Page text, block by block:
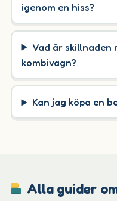
igenom en hiss?
Vad är skillnaden
kombivagn?
Kan jag köpa en
Alla guider